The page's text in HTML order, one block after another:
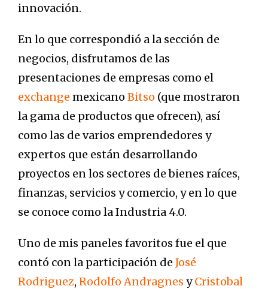
innovación.
En lo que correspondió a la sección de
negocios, disfrutamos de las
presentaciones de empresas como el
exchange mexicano Bitso (que mostraron
la gama de productos que ofrecen), así
como las de varios emprendedores y
expertos que están desarrollando
proyectos en los sectores de bienes raíces,
finanzas, servicios y comercio, y en lo que
se conoce como la Industria 4.0.
Uno de mis paneles favoritos fue el que
contó con la participación de José
Rodriguez, Rodolfo Andragnes yCristobal